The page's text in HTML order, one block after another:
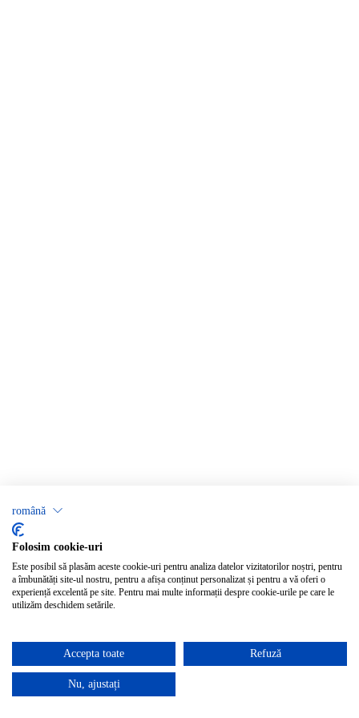
română
Folosim cookie-uri
Este posibil să plasăm aceste cookie-uri pentru analiza datelor vizitatorilor noștri, pentru
a îmbunătăți site-ul nostru, pentru a afișa conținut personalizat și pentru a vă oferi o
experiență excelentă pe site. Pentru mai multe informații despre cookie-urile pe care le
utilizăm deschidem setările.
Accepta toate Refuză
Nu, ajustați